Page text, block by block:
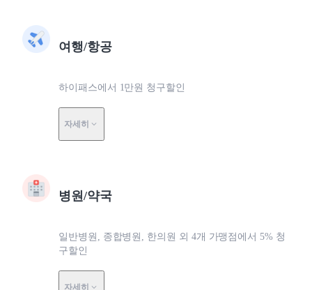
여행/항공
하이패스에서 1만원 청구할인
자세히
병원/약국
일반병원, 종합병원, 한의원 외 4개 가맹점에서 5% 청
구할인
자세히